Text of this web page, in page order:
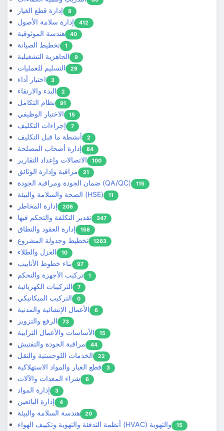
إدارة قطع الغيار 8
إدارة سلامة الأصول 412
هندسة الموثوقية 40
تخطيط الصيانة 1
الجاهزية التشغيلية 9
التسليم للعمليات 29
اختبار أداء 3
البدء والارتقاء 2
نظام التكامل 91
الاختبار الوظيفي 15
إجراءات التكليف 7
أنشطة ما قبل التكليف 2
إدارة أصحاب المصلحة 84
الاتصالات وإعداد التقارير 100
مراقبة وإدارة الوثائق 21
ضمان الجودة ومراقبة الجودة (QA/QC) 115
الصحة والسلامة والبيئة (HSE) 11
إدارة المخاطر 206
تقدير التكلفة والتحكم فيها 347
إدارة العقود والنطاق 158
تخطيط وجدولة المشروع 1263
العزل والطلاء 10
بناء خطوط الأنابيب 97
تركيب الأجهزة والتحكم 1
التركيبات الكهربائية 7
التركيب الميكانيكي 0
الأعمال الإنشائية والمدنية 6
الرفع والتزوير 73
الأساسات والأعمال الترابية 15
مراقبة الجودة والتفتيش 44
الخدمات اللوجستية والنقل 22
قطع الغيار والمواد الاستهلاكية 3
شراء المعدات والآلات 6
إدارة المواد 3
إدارة البائعين 4
هندسة السلامة والبيئة 20
أنظمة التدفئة والتهوية وتكييف الهواء (HVAC) والتهوية 15